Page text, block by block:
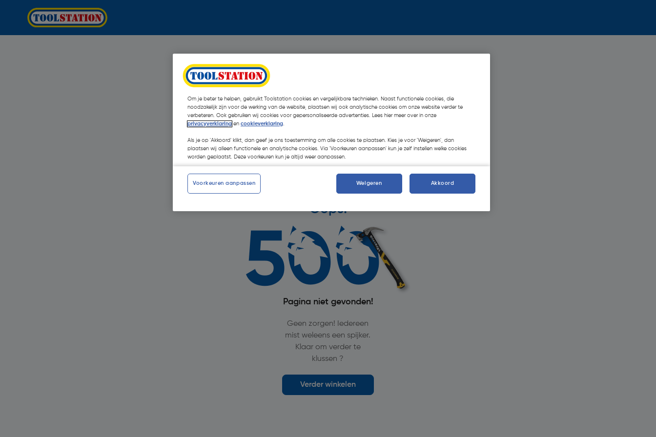
Oops!
Pagina niet gevonden!
Geen zorgen! Iedereen
mist weleens een spijker.
Klaar om verder te
klussen ?
Verder winkelen
Om je beter te helpen, gebruikt Toolstation cookies en vergelijkbare technieken. Naast functionele cookies, die
noodzakelijk zijn voor de werking van de website, plaatsen wij ook analytische cookies om onze website verder te
verbeteren. Ook gebruiken wij cookies voor gepersonaliseerde advertenties. Lees hier meer over in onze
privacyverklaring en cookieverklaring.
Als je op 'Akkoord' klikt, dan geef je ons toestemming om alle cookies te plaatsen. Kies je voor 'Weigeren', dan
plaatsen wij alleen functionele en analytische cookies. Via 'Voorkeuren aanpassen' kun je zelf instellen welke cookies
worden geplaatst. Deze voorkeuren kun je altijd weer aanpassen.
Voorkeuren aanpassen Weigeren Akkoord